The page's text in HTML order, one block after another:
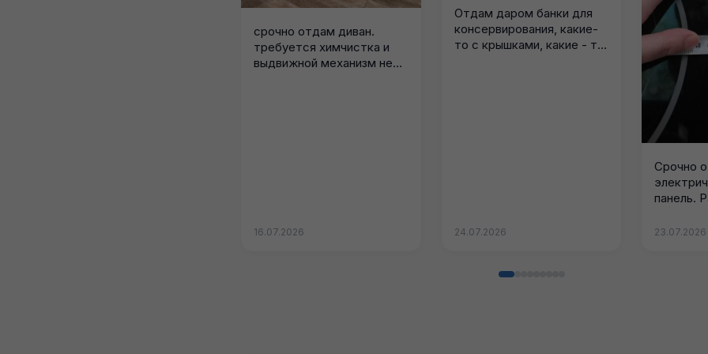
срочно отдам диван.
требуется химчистка и
выдвижной механизм не
16.07.2026
Отдам даром банки для
консервирования, какие-
то с крышками, какие - то
24.07.2026
Срочно
панель.
23.07.2026